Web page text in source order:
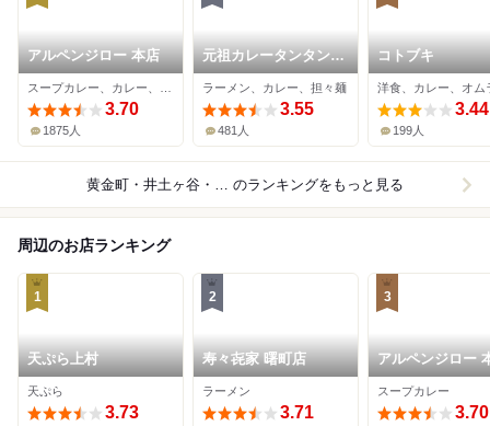
アルペンジロー 本店
3.70
1875人
元祖カレータンタン麺
征虎 総本店
ラーメン、カレー、担々麺
3.55
481人
コトブキ
洋食、カレー、オム
3.44
199人
黄金町・井土ヶ谷・弘明寺×カレー のランキングをもっと見る
周辺のお店ランキング
1
天ぷら上村
天ぷら
3.73
2
寿々㐂家 曙町店
ラーメン
3.71
3
アルペンジロー
スープカレー
3.70